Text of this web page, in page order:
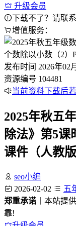
升级会员
下载不了？请联
增值服务：
发布时间 2026年02
资源编号 104481
当前资料下载后
2025年秋五
除法》第5课
课件（人教
seo小编
2026-02-02
五
郑重承诺 丨本站提
靠!